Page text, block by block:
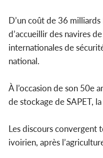
D’un coût de 36 milliards
d’accueillir des navires
internationales de
national.
À l’occasion de son 50e
de stockage de SAPET,
Les discours convergent
ivoirien, après